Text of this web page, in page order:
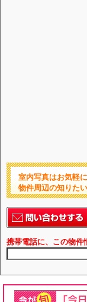
室内写真はお気軽
物件周辺の知りた
携帯電話に、この物件